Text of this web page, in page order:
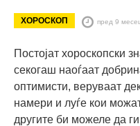
ХОРОСКОП пред 9
Постојат хороскопски
секогаш наоѓаат
оптимисти, веруваат
намери и луѓе кои
другите би можеле да